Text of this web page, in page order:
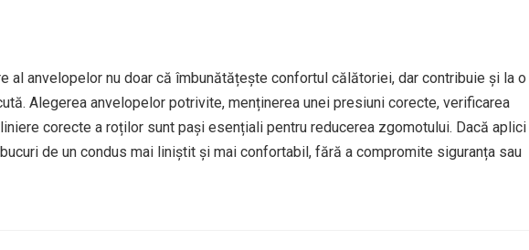
al anvelopelor nu doar că îmbunătățește confortul călătoriei, dar contribuie și la o
Alegerea anvelopelor potrivite, menținerea unei presiuni corecte, verificarea
corecte a roților sunt pași esențiali pentru reducerea zgomotului. Dacă aplici
de un condus mai liniștit și mai confortabil, fără a compromite siguranța sau